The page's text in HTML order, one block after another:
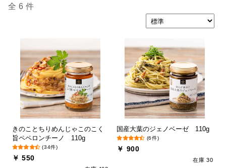
全 6 件
きのことちりめんじゃこのこく
旨ペペロンチーノ 110g
(34件)
￥ 550
国産大葉のジェノベーゼ 110g
(6件)
￥ 900
在庫 30